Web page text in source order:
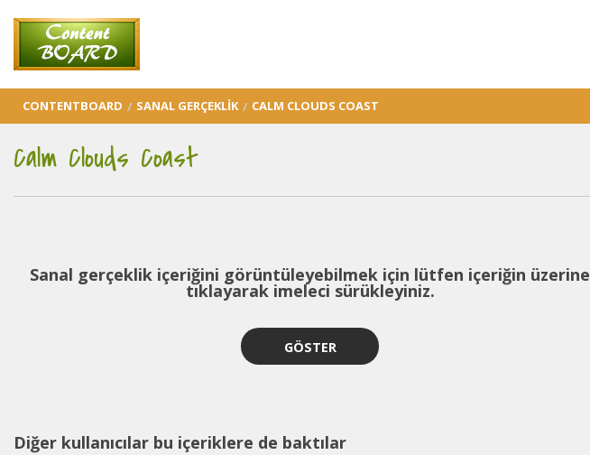
CONTENTBOARD SANAL GERÇEKLIK CALM CLOUDS COAST
Calm Clouds Coast
Sanal gerçeklik içeriğini görüntüleyebilmek için lütfen içeriğin üzerine
tıklayarak imeleci sürükleyiniz.
GÖSTER
Diğer kullanıcılar bu içeriklere de baktılar